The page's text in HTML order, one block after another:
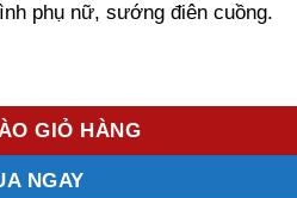
phụ nữ, sướng điên cuồng.
GIỎ HÀNG
NGAY